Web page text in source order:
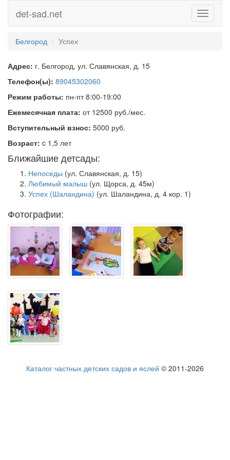
Toggle
det-sad.net
Белгород Успех
Адрес: г. Белгород, ул. Славянская, д. 15
Телефон(ы): 89045302060
Режим работы: пн-пт 8:00-19:00
Ежемесячная плата: от 12500 руб./мес.
Вступительный взнос: 5000 руб.
Возраст: c 1,5 лет
Ближайшие детсады:
Непоседы (ул. Славянская, д. 15)
Любимый малыш (ул. Щорса, д. 45м)
Успех (Шаландина) (ул. Шаландина, д. 4 кор. 1)
Фотографии:
Каталог частных детских садов и яслей © 2011-2026